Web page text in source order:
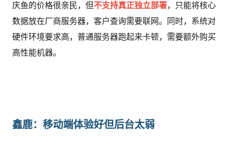
庆鱼的价格很亲民，但不支持真正独立部署，只能将核心
数据放在厂商服务器，客户查询需要联网。同时，系统对
硬件环境要求高，普通服务器跑起来卡顿，需要额外购买
高性能机器。
鑫鹿：移动端体验好但后台太弱